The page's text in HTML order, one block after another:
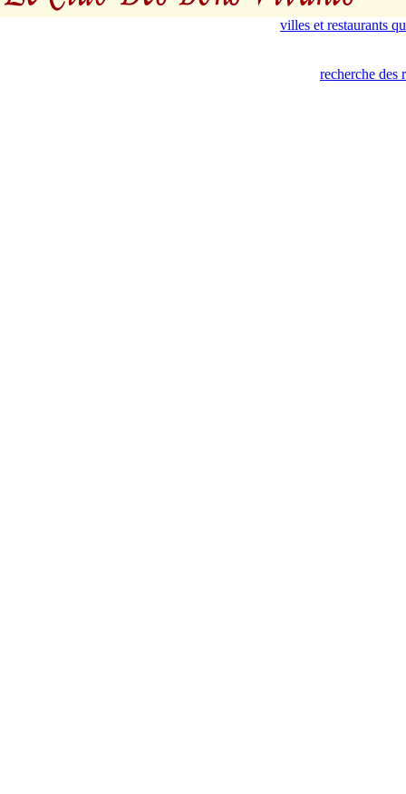
villes et restaurants
recherche des